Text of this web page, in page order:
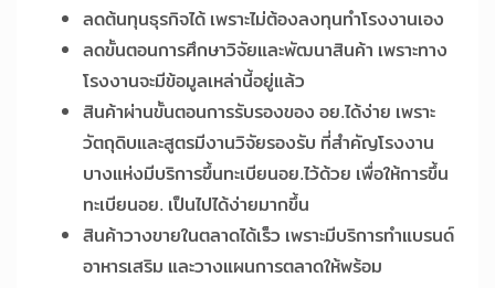
ลดต้นทุนธุรกิจได้ เพราะไม่ต้องลงทุนทำโรงงานเอง
ลดขั้นตอนการศึกษาวิจัยและพัฒนาสินค้า เพราะทาง
โรงงานจะมีข้อมูลเหล่านี้อยู่แล้ว
สินค้าผ่านขั้นตอนการรับรองของ อย.ได้ง่าย เพราะ
วัตถุดิบและสูตรมีงานวิจัยรองรับ ที่สำคัญโรงงาน
บางแห่งมีบริการขึ้นทะเบียนอย.ไว้ด้วย เพื่อให้การขึ้น
ทะเบียนอย. เป็นไปได้ง่ายมากขึ้น
สินค้าวางขายในตลาดได้เร็ว เพราะมีบริการทำแบรนด์
อาหารเสริม และวางแผนการตลาดให้พร้อม